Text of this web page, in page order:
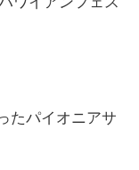
たパイオニアサ